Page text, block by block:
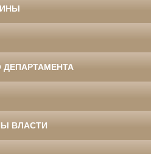
ДЕПАРТАМЕНТА
ВЛАСТИ